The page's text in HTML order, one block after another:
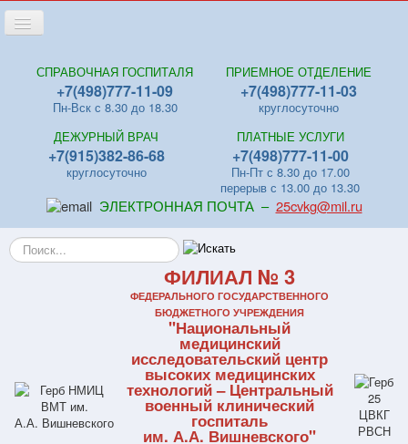
Переключить
навигацию
Новости
Отделения
Поликлиники
Контакты
СПРАВОЧНАЯ ГОСПИТАЛЯ
+7(498)777-11-09
Пн-Вск с 8.30 до 18.30
ПРИЕМНОЕ ОТДЕЛЕНИЕ
+7(498)777-11-03
круглосуточно
ДЕЖУРНЫЙ ВРАЧ
+7(915)382-86-68
круглосуточно
ПЛАТНЫЕ УСЛУГИ
+7(498)777-11-00
Пн-Пт с 8.30 до 17.00
перерыв с 13.00 до 13.30
ЭЛЕКТРОННАЯ ПОЧТА – 25cvkg@mil.ru
Искать...
ФИЛИАЛ № 3
ФЕДЕРАЛЬНОГО ГОСУДАРСТВЕННОГО
БЮДЖЕТНОГО УЧРЕЖДЕНИЯ
"Национальный
медицинский
исследовательский центр
высоких медицинских
технологий – Центральный
военный клинический
госпиталь
им. А.А. Вишневского"